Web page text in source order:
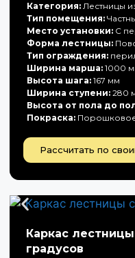
Категория: Лестницы
Тип помещения:
Место установки: С
Форма лестницы:
Тип ограждения:
Ширина марша: 1000
Высота шага: 167 мм
Ширина ступени: 280
Высота от пола до
Покраска: Порошковое
Рассчитать по
Каркас
градусов